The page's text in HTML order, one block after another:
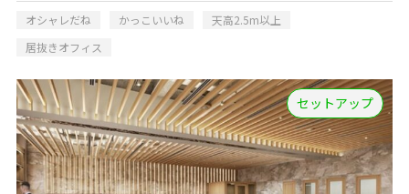
オシャレだね かっこいいね
天高2.5m以上
居抜きオフィス
セットアップ